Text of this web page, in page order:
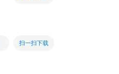
扫一扫下载